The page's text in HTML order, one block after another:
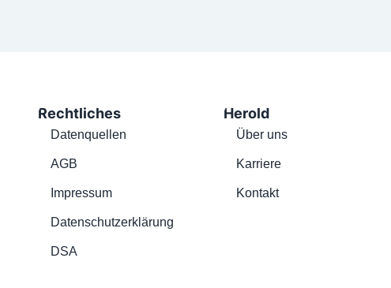
Rechtliches
Datenquellen
AGB
Impressum
Datenschutzerklärung
DSA
Herold
Über uns
Karriere
Kontakt